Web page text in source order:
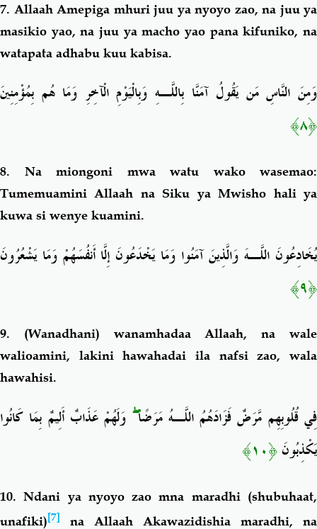
7. Allaah Amepiga mhurijuu ya nyoyo zao, na juu ya
masikio yao, na juu ya macho yao pana kifuniko, na
watapata adhabu kuu kabisa.
وَمِنَ النَّاسِ مَن يَقُولُ آمَنَّا بِاللَّـهِ وَبِالْيَوْمِ الْآخِرِ وَمَا هُم بِمُؤْمِنِينَ
﴿٨﴾
8. Na miongoni mwa watu wako wasemao:
Tumemuamini Allaah na Siku ya Mwisho hali ya
kuwa si wenye kuamini.
يُخَادِعُونَ اللَّـهَ وَالَّذِينَ آمَنُوا وَمَا يَخْدَعُونَ إِلَّا أَنفُسَهُمْ وَمَا يَشْعُرُونَ
﴿٩﴾
9. (Wanadhani) wanamhadaa Allaah, na wale
walioamini, lakini hawahadai ila nafsi zao, wala
hawahisi.
فِي قُلُوبِهِم مَّرَضٌ فَزَادَهُمُ اللَّـهُ مَرَضًاۖ وَلَهُمْ عَذَابٌ أَلِيمٌ بِمَا كَانُوا
يَكْذِبُونَ﴿١٠﴾
10. Ndani ya nyoyo zao mna maradhi (shubuhaat,
unafiki)[7]
na Allaah Akawazidishia maradhi, na